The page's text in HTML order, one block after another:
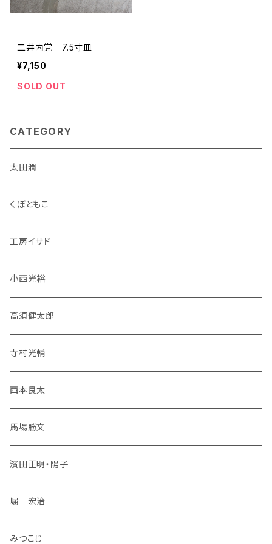
二井内覚 7.5寸皿
¥7,150
SOLD OUT
CATEGORY
太田潤
くぼともこ
工房イサド
小西光裕
高須健太郎
寺村光輔
西本良太
馬場勝文
濱田正明・陽子
堀 宏治
みつこじ